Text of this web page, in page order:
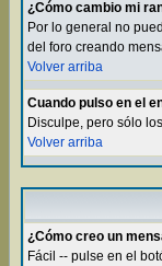
¿Cómo cambio mi
Por lo general no
del foro creando
Volver arriba
Cuando pulso en el
Disculpe, pero sólo
Volver arriba
¿Cómo creo un
Fácil -- pulse en el